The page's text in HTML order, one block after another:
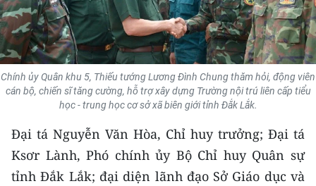
BẠN ĐỌC
KIỂM CHỨNG THÔNG TIN
TRI THỨC CHUYÊN SÂU
54 DÂN TỘC VIỆT NAM
CHƯƠNG TRÌNH OCOP - MỖI XÃ
MỘT SẢN PHẨM
Chính ủy Quân khu 5, Thiếu tướng Lương Đình Chung thăm hỏi, động viên
cán bộ, chiến sĩ tăng cường, hỗ trợ xây dựng Trường nội trú liên cấp tiểu
học - trung học cơ sở xã biên giới tỉnh Đắk Lắk.
Đại tá Nguyễn Văn Hòa, Chỉ huy trưởng; Đại tá
Ksơr Lành, Phó chính ủy Bộ Chỉ huy Quân sự
tỉnh Đắk Lắk; đại diện lãnh đạo Sở Giáo dục và